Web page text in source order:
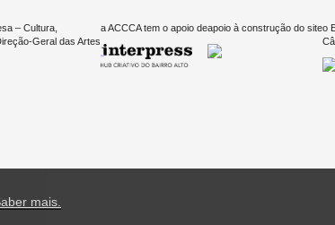
– Cultura,
Geral das Artes
a ACCCA tem o apoio deapoio à construção do siteo
mais.